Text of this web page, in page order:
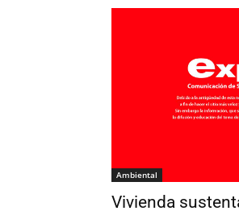
Ambiental
Vivienda